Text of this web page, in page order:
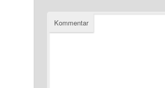
Kommentar